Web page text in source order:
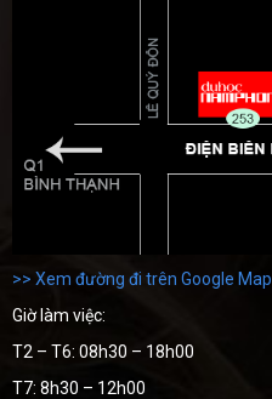
>> Xem đường đi trên Google Map
Giờ làm việc:
T2 – T6: 08h30 – 18h00
T7: 8h30 – 12h00